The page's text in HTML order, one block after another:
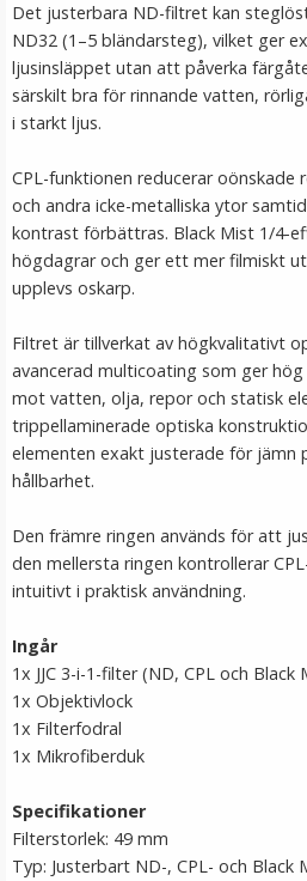
Kiwifotos Step Down
filtergängan
★★★
LÄGG I
JJC Motljusskydd för AF-P DX
6.3G ED
Det justerbara ND-filtret kan
ND32 (1–5 bländarsteg), vilket ger
ljusinsläppet utan att påverka
särskilt bra för rinnande vatten,
i starkt ljus.
CPL-funktionen reducerar oönskade
och andra icke-metalliska ytor
kontrast förbättras. Black Mist 1/4-
högdagrar och ger ett mer filmiskt
upplevs oskarp.
Filtret är tillverkat av högkvalitativt
avancerad multicoating som ger
mot vatten, olja, repor och statisk
trippellaminerade optiska
elementen exakt justerade för jämn
hållbarhet.
Den främre ringen används för att
den mellersta ringen kontrollerar
intuitivt i praktisk användning.
Ingår
1x JJC 3-i-1-filter (ND, CPL och Black
1x Objektivlock
1x Filterfodral
1x Mikrofiberduk
Specifikationer
Filterstorlek: 49 mm
Typ: Justerbart ND-, CPL- och Black